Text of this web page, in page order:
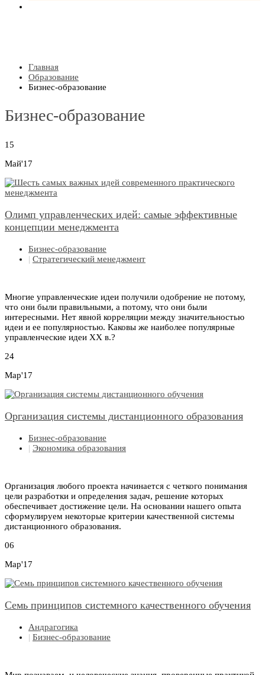
Главная
Образование
Бизнес-образование
Бизнес-образование
15
Май'17
Олимп управленческих идей: самые эффективные
концепции менеджмента
Бизнес-образование
| Стратегический менеджмент
Многие управленческие идеи получили одобрение не потому,
что они были правильными, а потому, что они были
интересными. Нет явной корреляции между значительностью
идеи и ее популярностью. Каковы же наиболее популярные
управленческие идеи XX в.?
24
Мар'17
Организация системы дистанционного образования
Бизнес-образование
| Экономика образования
Организация любого проекта начинается с четкого понимания
цели разработки и определения задач, решение которых
обеспечивает достижение цели. На основании нашего опыта
сформулируем некоторые критерии качественной системы
дистанционного образования.
06
Мар'17
Семь принципов системного качественного обучения
Андрагогика
| Бизнес-образование